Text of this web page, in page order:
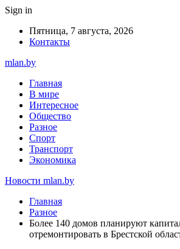
Sign in
Пятница, 7 августа, 2026
Контакты
mlan.by
Главная
В мире
Интересное
Общество
Разное
Спорт
Транспорт
Экономика
Новости mlan.by
Главная
Разное
Более 140 домов планируют
отремонтировать в Брестской